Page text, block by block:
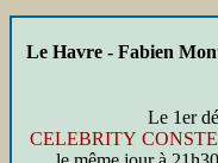
Le Havre - Fabien
Le 1er
CELEBRITY